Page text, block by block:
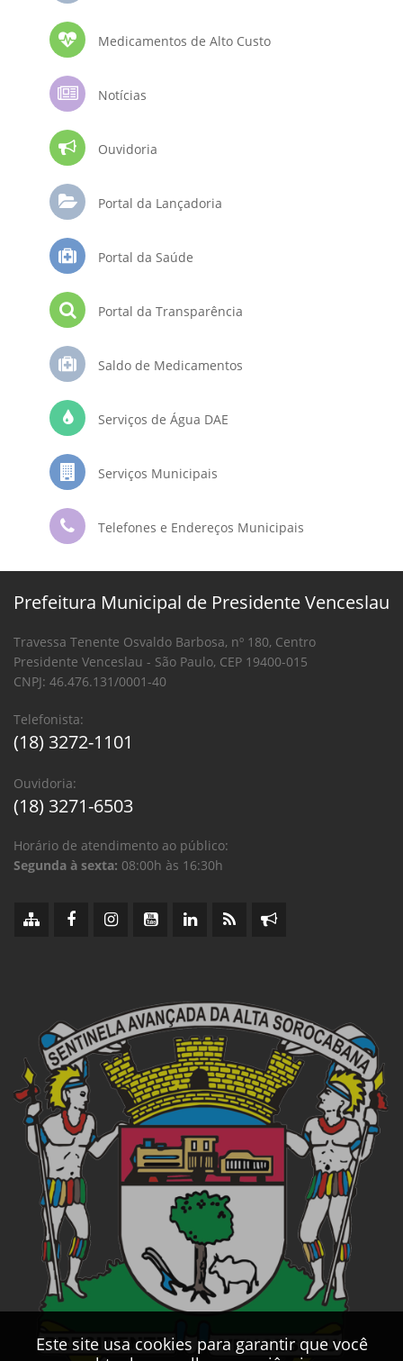
Medicamentos de Alto Custo
Notícias
Ouvidoria
Portal da Lançadoria
Portal da Saúde
Portal da Transparência
Saldo de Medicamentos
Serviços de Água DAE
Serviços Municipais
Telefones e Endereços Municipais
Este site usa cookies para garantir que você
Prefeitura Municipal de Presidente Venceslau
Travessa Tenente Osvaldo Barbosa, nº 180, Centro
Presidente Venceslau - São Paulo, CEP 19400-015
CNPJ: 46.476.131/0001-40
Telefonista:
(18) 3272-1101
Ouvidoria:
(18) 3271-6503
Horário de atendimento ao público:
Segunda à sexta: 08:00h às 16:30h